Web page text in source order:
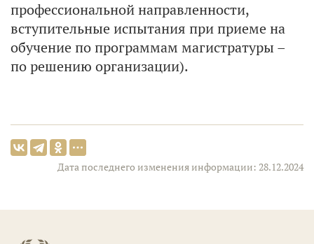
профессиональной направленности,
вступительные испытания при приеме на
обучение по программам магистратуры –
по решению организации).
Дата последнего изменения информации: 28.12.2024